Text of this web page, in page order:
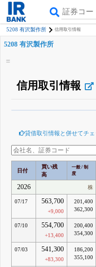
5208 有沢製作所 信用取引情報
5208 有沢製作所
信用取引情報
登録すると永久
貸借取引情報と併せてチェ
日付
買い残
高
一般 / 制
度
2026 株
07/17 563,700
+9,000
201,400
362,300
07/10 554,700
+13,400
200,400
354,300
07/03 541,300
+83,300
186,200
355,100